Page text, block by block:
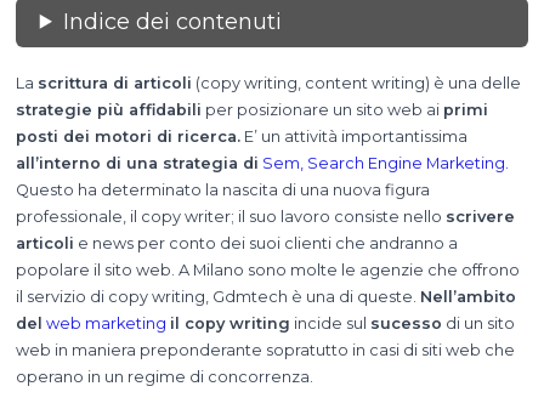
Indice dei contenuti
La scrittura di articoli (copy writing, content writing) è una delle
strategie più affidabili per posizionare un sito web ai primi
posti dei motori di ricerca.E’ un attività importantissima
all’interno di una strategia di Sem, Search Engine Marketing.
Questo ha determinato la nascita di una nuova figura
professionale, il copy writer; il suo lavoro consiste nello scrivere
articoli e news per conto dei suoi clienti che andranno a
popolare il sito web. A Milano sono molte le agenzie che offrono
il servizio di copy writing, Gdmtech è una di queste. Nell’ambito
del web marketing il copy writing incide sul sucesso di un sito
web in maniera preponderante sopratutto in casi di siti web che
operano in un regime di concorrenza.